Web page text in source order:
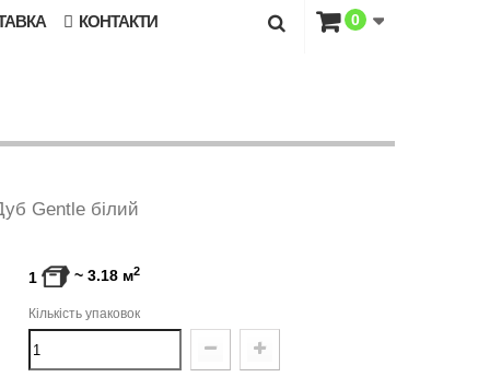
КОНТАКТИ 0
Gentle білий
1 ~ 3.18 м2
Кількість упаковок